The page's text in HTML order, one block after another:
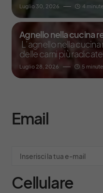
Luglio 30, 2026 4
Agnello nella cucina
L’agnello nella
delle carni più radicate
Luglio 28, 2026 5
Email
Cellulare